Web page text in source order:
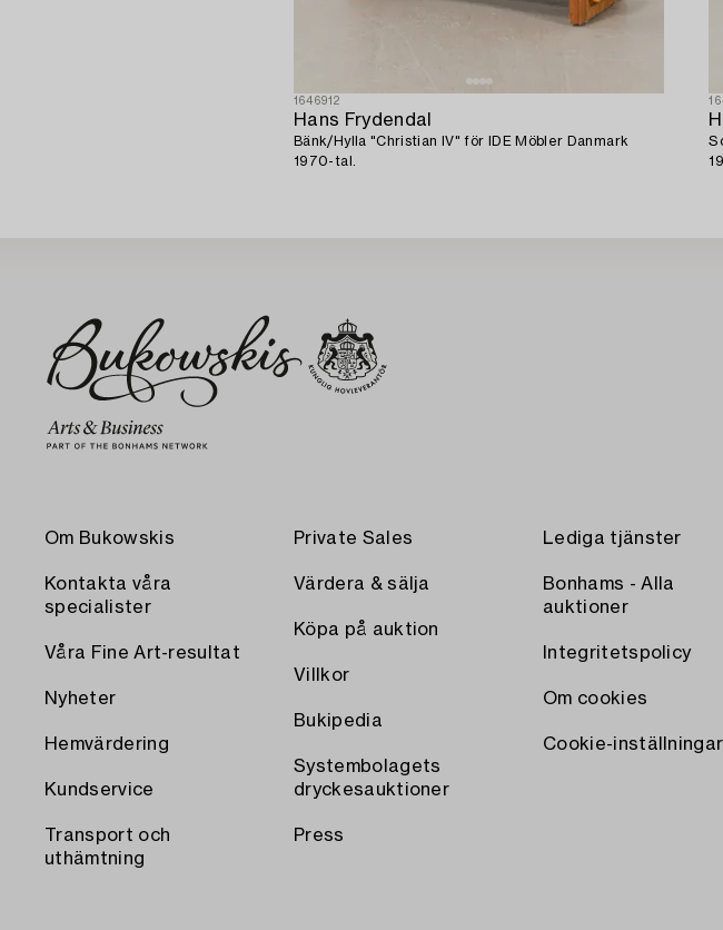
1646912
Hans Frydendal
Bänk/Hylla "Christian IV" för IDE Möbler Danmark
1970-tal.
Om Bukowskis
Kontakta våra
specialister
Våra Fine Art-resultat
Nyheter
Hemvärdering
Kundservice
Transport och
uthämtning
Private Sales
Värdera & sälja
Köpa på auktion
Villkor
Bukipedia
Systembolagets
dryckesauktioner
Press
Lediga tjänster
Bonhams - Alla
auktioner
Integritetspolicy
Om cookies
Cookie-inställningar